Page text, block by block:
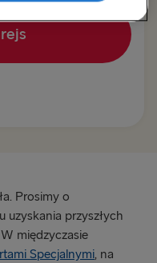
Prosimy o
uzyskania przyszłych
międzyczasie
Specjalnymi, na